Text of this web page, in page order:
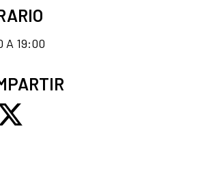
A 19:00